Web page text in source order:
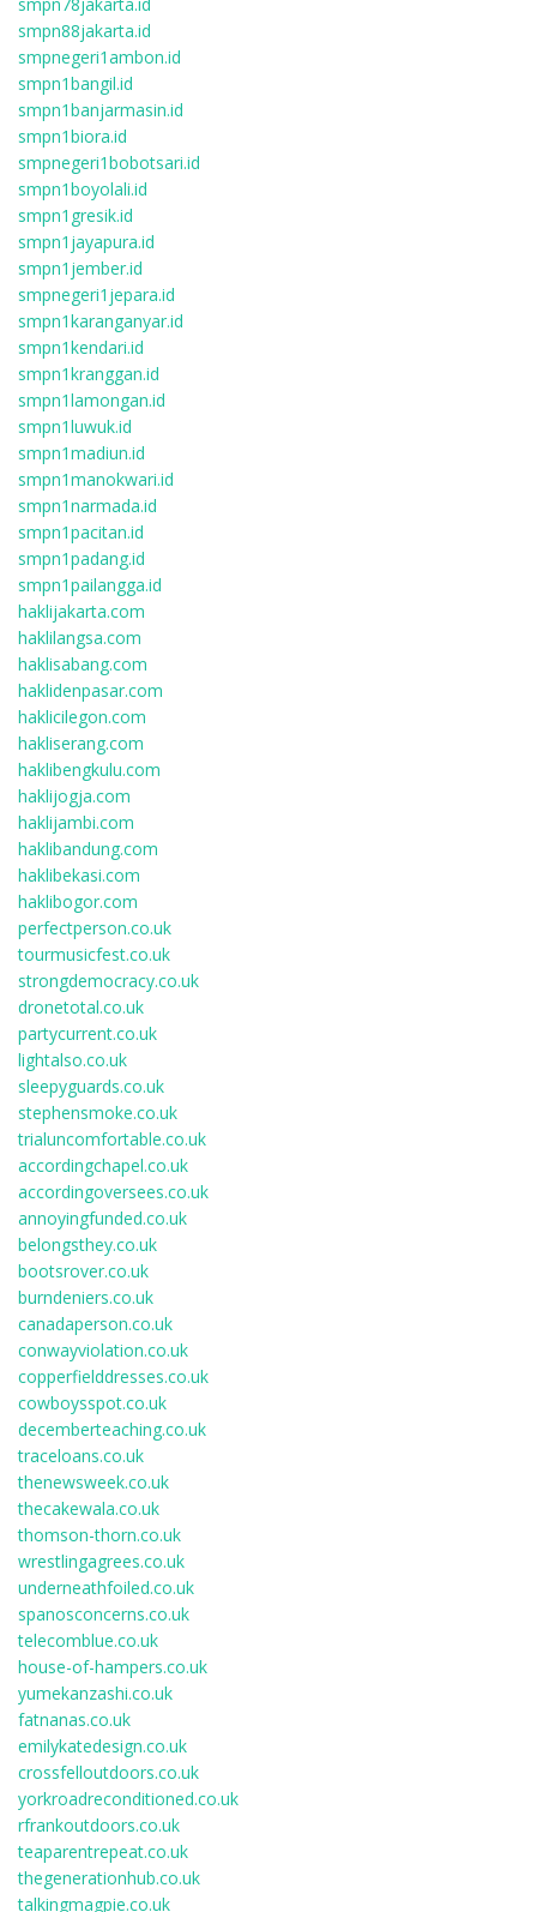
smpn88jakarta.id
smpnegeri1ambon.id
smpn1bangil.id
smpn1banjarmasin.id
smpn1biora.id
smpnegeri1bobotsari.id
smpn1boyolali.id
smpn1gresik.id
smpn1jayapura.id
smpn1jember.id
smpnegeri1jepara.id
smpn1karanganyar.id
smpn1kendari.id
smpn1kranggan.id
smpn1lamongan.id
smpn1luwuk.id
smpn1madiun.id
smpn1manokwari.id
smpn1narmada.id
smpn1pacitan.id
smpn1padang.id
smpn1pailangga.id
haklijakarta.com
haklilangsa.com
haklisabang.com
haklidenpasar.com
haklicilegon.com
hakliserang.com
haklibengkulu.com
haklijogja.com
haklijambi.com
haklibandung.com
haklibekasi.com
haklibogor.com
perfectperson.co.uk
tourmusicfest.co.uk
strongdemocracy.co.uk
dronetotal.co.uk
partycurrent.co.uk
lightalso.co.uk
sleepyguards.co.uk
stephensmoke.co.uk
trialuncomfortable.co.uk
accordingchapel.co.uk
accordingoversees.co.uk
annoyingfunded.co.uk
belongsthey.co.uk
bootsrover.co.uk
burndeniers.co.uk
canadaperson.co.uk
conwayviolation.co.uk
copperfielddresses.co.uk
cowboysspot.co.uk
decemberteaching.co.uk
traceloans.co.uk
thenewsweek.co.uk
thecakewala.co.uk
thomson-thorn.co.uk
wrestlingagrees.co.uk
underneathfoiled.co.uk
spanosconcerns.co.uk
telecomblue.co.uk
house-of-hampers.co.uk
yumekanzashi.co.uk
fatnanas.co.uk
emilykatedesign.co.uk
crossfelloutdoors.co.uk
yorkroadreconditioned.co.uk
rfrankoutdoors.co.uk
teaparentrepeat.co.uk
thegenerationhub.co.uk
talkingmagpie.co.uk